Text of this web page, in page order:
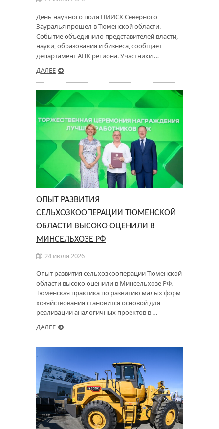
День научного поля НИИСХ Северного
Зауралья прошел в Тюменской области.
Событие объединило представителей власти,
науки, образования и бизнеса, сообщает
департамент АПК региона. Участники …
ДАЛЕЕ
ОПЫТ РАЗВИТИЯ
СЕЛЬХОЗКООПЕРАЦИИ ТЮМЕНСКОЙ
ОБЛАСТИ ВЫСОКО ОЦЕНИЛИ В
МИНСЕЛЬХОЗЕ РФ
24 июля 2026
Опыт развития сельхозкооперации Тюменской
области высоко оценили в Минсельхозе РФ.
Тюменская практика по развитию малых форм
хозяйствования становится основой для
реализации аналогичных проектов в …
ДАЛЕЕ